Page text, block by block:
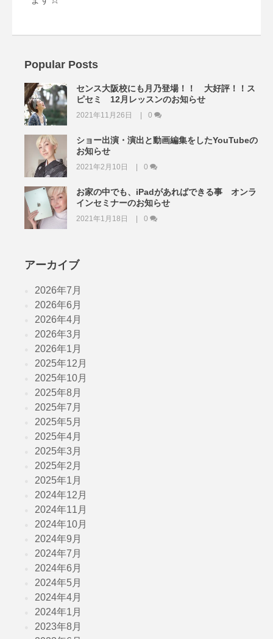
Popular Posts
センス大阪校にも月乃登場！！ 大好評！！ス
ピセミ 12月レッスンのお知らせ
2021年11月26日 0
ショー出演・演出と動画編集をしたYouTubeの
お知らせ
2021年2月10日 0
お家の中でも、iPadがあればできる事 オンラ
インセミナーのお知らせ
2021年1月18日 0
アーカイブ
2026年7月
2026年6月
2026年4月
2026年3月
2026年1月
2025年12月
2025年10月
2025年8月
2025年7月
2025年5月
2025年4月
2025年3月
2025年2月
2025年1月
2024年12月
2024年11月
2024年10月
2024年9月
2024年7月
2024年6月
2024年5月
2024年4月
2024年1月
2023年8月